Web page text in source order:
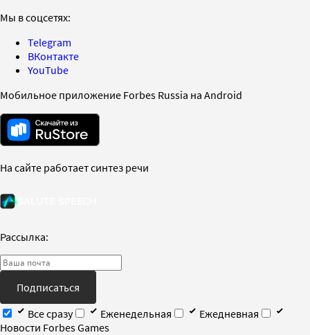
Мы в соцсетях:
Telegram
ВКонтакте
YouTube
Мобильное приложение Forbes Russia на Android
На сайте работает синтез речи
Рассылка:
Подписаться
Все сразу
Еженедельная
Ежедневная
Новости Forbes Games